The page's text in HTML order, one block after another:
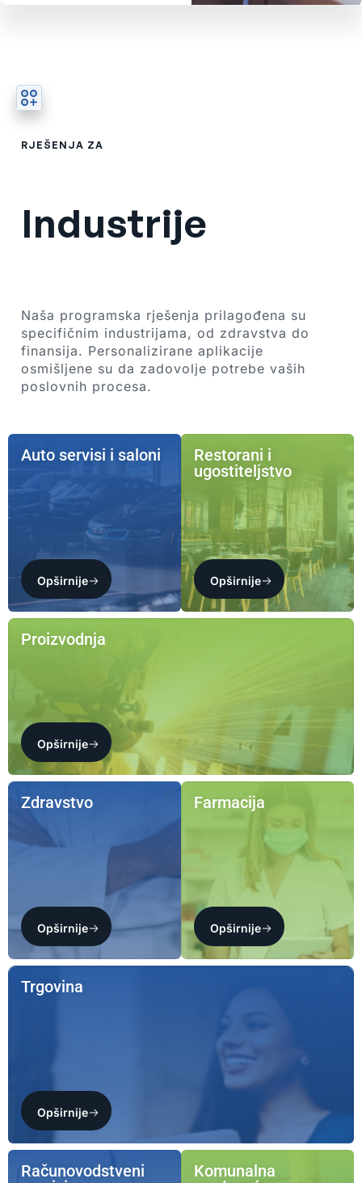
RJEŠENJA ZA
Industrije
Naša programska rješenja prilagođena su
specifičnim industrijama, od zdravstva do
finansija. Personalizirane aplikacije
osmišljene su da zadovolje potrebe vaših
poslovnih procesa.
Auto servisi i saloni
Opširnije
Restorani i
ugostiteljstvo
Opširnije
Proizvodnja
Opširnije
Zdravstvo
Opširnije
Farmacija
Opširnije
Trgovina
Opširnije
Računovodstveni
Komunalna